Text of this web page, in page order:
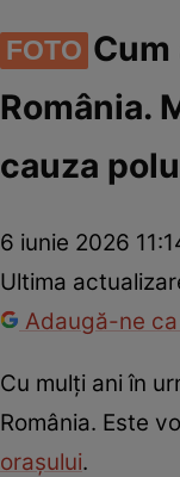
FOTO
România.
cauza
6 iunie 2026
Ultima
Adaugă-ne
Cu mulți ani în
România. Este
orașului.